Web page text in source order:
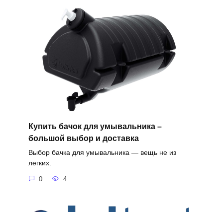
Купить бачок для умывальника –
большой выбор и доставка
Выбор бачка для умывальника — вещь не из
легких.
0 4